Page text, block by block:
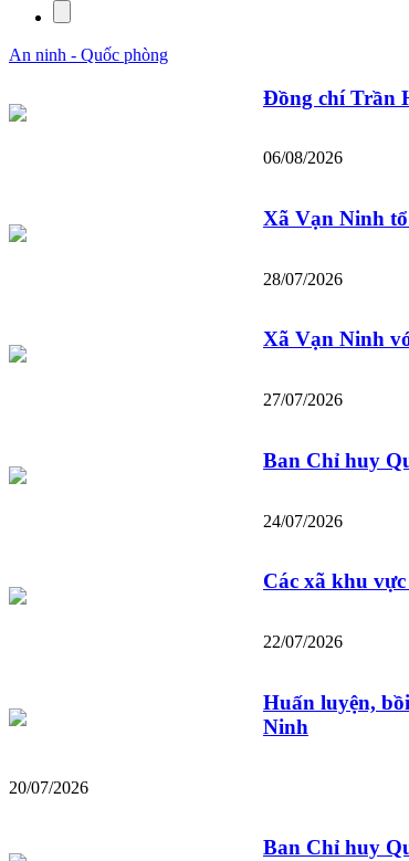
An ninh - Quốc phòng
Đồng chí Trần
06/08/2026
Xã Vạn Ninh
28/07/2026
Xã Vạn Ninh
27/07/2026
Ban Chỉ huy
24/07/2026
Các xã khu
22/07/2026
Huấn luyện,
Ninh
20/07/2026
Ban Chỉ huy